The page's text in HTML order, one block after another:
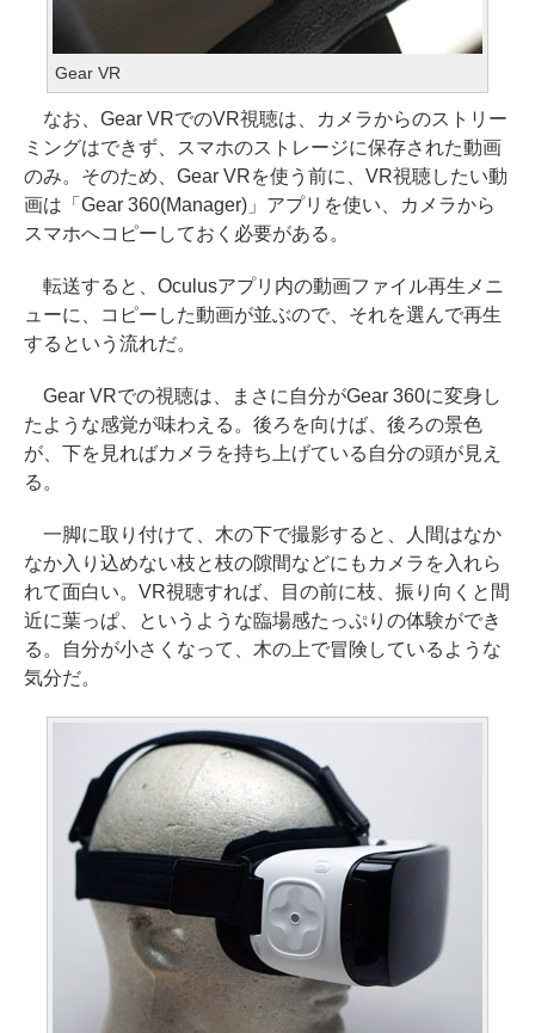
Gear VR
なお、Gear VRでのVR視聴は、カメラからのストリー
ミングはできず、スマホのストレージに保存された動画
のみ。そのため、Gear VRを使う前に、VR視聴したい動
画は「Gear 360(Manager)」アプリを使い、カメラから
スマホへコピーしておく必要がある。
転送すると、Oculusアプリ内の動画ファイル再生メニ
ューに、コピーした動画が並ぶので、それを選んで再生
するという流れだ。
Gear VRでの視聴は、まさに自分がGear 360に変身し
たような感覚が味わえる。後ろを向けば、後ろの景色
が、下を見ればカメラを持ち上げている自分の頭が見え
る。
一脚に取り付けて、木の下で撮影すると、人間はなか
なか入り込めない枝と枝の隙間などにもカメラを入れら
れて面白い。VR視聴すれば、目の前に枝、振り向くと間
近に葉っぱ、というような臨場感たっぷりの体験ができ
る。自分が小さくなって、木の上で冒険しているような
気分だ。